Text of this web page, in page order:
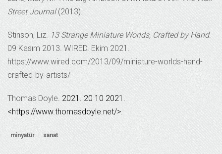
Street Journal(2013).
Stinson, Liz. 13 Strange Miniature Worlds, Crafted by Hand.
09 Kasım 2013. WIRED. Ekim 2021.
https://www.wired.com/2013/09/miniature-worlds-hand-
crafted-by-artists/
Thomas Doyle. 2021. 20 10 2021.
<https://www.thomasdoyle.net/>.
minyatür sanat